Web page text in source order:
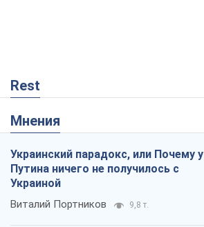
Rest
Мнения
Украинский парадокс, или Почему у
Путина ничего не получилось с
Украиной
Виталий Портников 9,8 т.